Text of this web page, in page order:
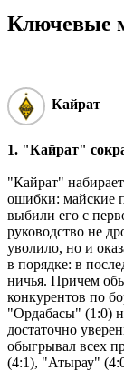
Ключевые
Кайрат
1. "Кайрат"
"Кайрат"
ошибки: майские
выбили его с
руководство не
уволило, но и
в порядке: в
ничья. Причем
конкурентов по
"Ордабасы" (1:0)
достаточно
обыгрывал всех
(4:1), "Атырау"